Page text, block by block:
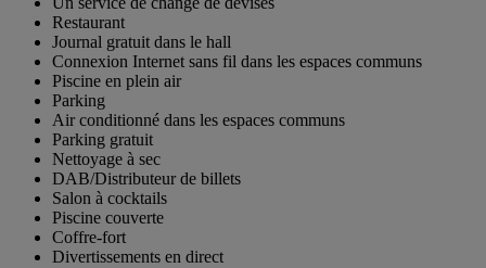
Restaurant
Journal gratuit dans le hall
Connexion Internet sans fil dans les espaces communs
Piscine en plein air
Parking
Air conditionné dans les espaces communs
Parking gratuit
Nettoyage à sec
DAB/Distributeur de billets
Salon à cocktails
Piscine couverte
Coffre-fort
Divertissements en direct